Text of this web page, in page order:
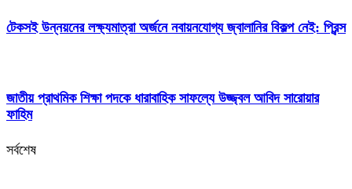
টেকসই উন্নয়নের লক্ষ্যমাত্রা অর্জনে নবায়নযোগ্য জ্বালানির বিকল্প নেই: প্রিন্স
জাতীয় প্রাথমিক শিক্ষা পদকে ধারাবাহিক সাফল্যে উজ্জ্বল আবিদ সারোয়ার
ফাহিম
সর্বশেষ